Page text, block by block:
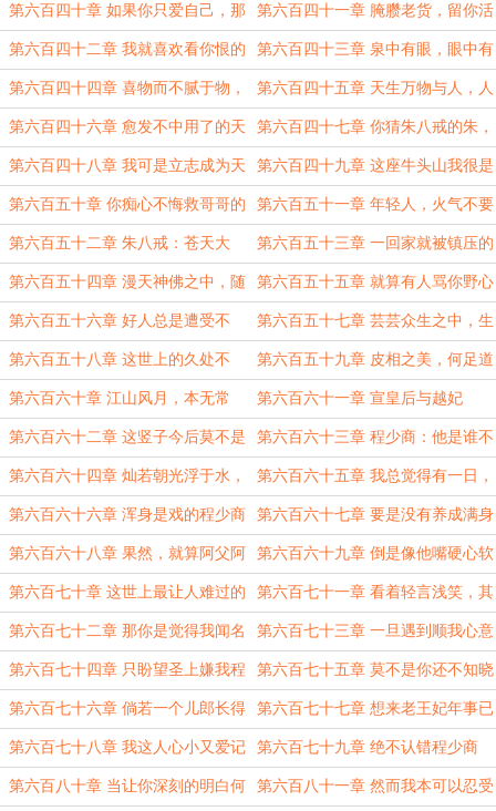
算，料想这就是白月光的威力 吗
第六百四十章 如果你只爱自己，那
就没什么可以伤害你
第六百四十一章 腌臜老货，留你活
着，只会污了俺花果山的灵气
第六百四十二章 我就喜欢看你恨的
我咬牙切齿，却又奈何不了我的样子
第六百四十三章 泉中有眼，眼中有
泉，定海只须海中寻，解铃还须系铃
人
第六百四十四章 喜物而不腻于物，
忠情而不陷于情
第六百四十五章 天生万物与人，人
无一物与天
第六百四十六章 愈发不中用了的天
庭
第六百四十七章 你猜朱八戒的朱，
为什么不是猪头的猪
第六百四十八章 我可是立志成为天
下第一痴情郎，三界第一大情圣的存
在
第六百四十九章 这座牛头山我很是
喜欢，从今以后，它是我的了
第六百五十章 你痴心不悔救哥哥的
模样，倒是让我想起了一个故人
第六百五十一章 年轻人，火气不要
这么大
第六百五十二章 朱八戒：苍天大
地，谁懂啊，我竟然还要去救自己的
情敌
第六百五十三章 一回家就被镇压的
牛魔王
第六百五十四章 漫天神佛之中，随
意拉出十个，其中九个都是取死有道
之徒
第六百五十五章 就算有人骂你野心
勃勃，但我独爱你灵魂有火
第六百五十六章 好人总是遭受不
幸，而坏人却总是得到好处
第六百五十七章 芸芸众生之中，生
存的意义在于取悦自己
第六百五十八章 这世上的久处不
厌，哪里是什么比较空泛的爱，而是
都在用心
第六百五十九章 皮相之美，何足道
哉
第六百六十章 江山风月，本无常
主，闲者便是主
第六百六十一章 宣皇后与越妃
第六百六十二章 这竖子今后莫不是
真要练出一个立地成仙
第六百六十三章 程少商：他是谁不
重要，能给我们带来什么，才是最重
要的
第六百六十四章 灿若朝光浮于水，
静如温风梳柳色
第六百六十五章 我总觉得有一日，
就算是你，我也能打趴下
第六百六十六章 浑身是戏的程少商 第六百六十七章 要是没有养成满身
尖刺的心性，大抵也等不到自己的阿
父阿母
第六百六十八章 果然，就算阿父阿
母归来，又能如何
第六百六十九章 倒是像他嘴硬心软
的性子
第六百七十章 这世上最让人难过的
事，就是知其不可奈何，而安之若命
第六百七十一章 看着轻言浅笑，其
实心性最是寡淡冷漠
第六百七十二章 那你是觉得我闻名
天下好，还是默默无闻好
第六百七十三章 一旦遇到顺我心意
的，须得牢牢拽在手心
第六百七十四章 只盼望圣上嫌我程
氏门第低，不允这桩婚事
第六百七十五章 莫不是你还不知晓
送你玉佩的友人，乃是当今的四皇子
第六百七十六章 倘若一个儿郎长得
足够好看，就算因此陷入刀光剑影又
有何妨
第六百七十七章 想来老王妃年事已
高，也处置不好我们小辈的事
第六百七十八章 我这人心小又爱记
仇
第六百七十九章 绝不认错程少商
第六百八十章 当让你深刻的明白何 第六百八十一章 然而我本可以忍受